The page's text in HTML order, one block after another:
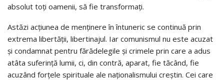
absolut toţi oamenii, să fie transformaţi.
Astăzi acţiunea de menţinere în întuneric se continuă prin
extrema libertăţii, libertinajul. Iar comunismul nu este acuzat
şi condamnat pentru fărădelegile şi crimele prin care a adus
atâta suferinţă lumii, ci, din contră, aparat, fie tăcând, fie
acuzând forţele spirituale ale naţionalismului creştin. Cei care